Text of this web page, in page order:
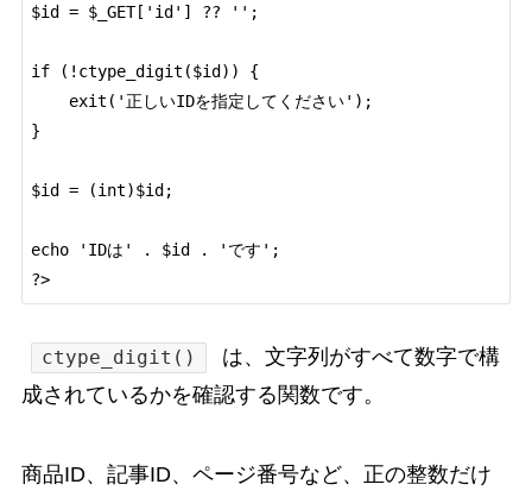
$id = $_GET['id'] ?? '';
if (!ctype_digit($id)) {
}
$id = (int)$id;
echo 'IDは' . $id . 'です';
?>
ctype_digit()
は、文字列がすべて数字で構
成されているかを確認する関数です。
商品ID、記事ID、ページ番号など、正の整数だけ